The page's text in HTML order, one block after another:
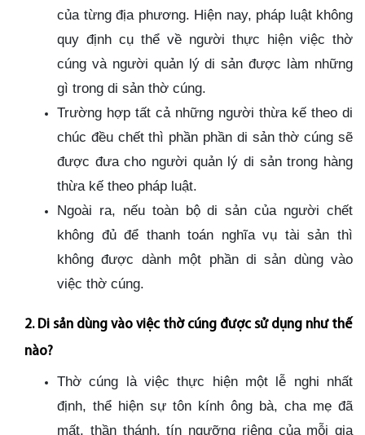
của từng địa phương. Hiện nay, pháp luật không
quy định cụ thể về người thực hiện việc thờ
cúng và người quản lý di sản được làm những
gì trong di sản thờ cúng.
Trường hợp tất cả những người thừa kế theo di
chúc đều chết thì phần phần di sản thờ cúng sẽ
được đưa cho người quản lý di sản trong hàng
thừa kế theo pháp luật.
Ngoài ra, nếu toàn bộ di sản của người chết
không đủ để thanh toán nghĩa vụ tài sản thì
không được dành một phần di sản dùng vào
việc thờ cúng.
2. Di sản dùng vào việc thờ cúng được sử dụng như thế
nào?
Thờ cúng là việc thực hiện một lễ nghi nhất
định, thể hiện sự tôn kính ông bà, cha mẹ đã
mất, thần thánh, tín ngưỡng riêng của mỗi gia